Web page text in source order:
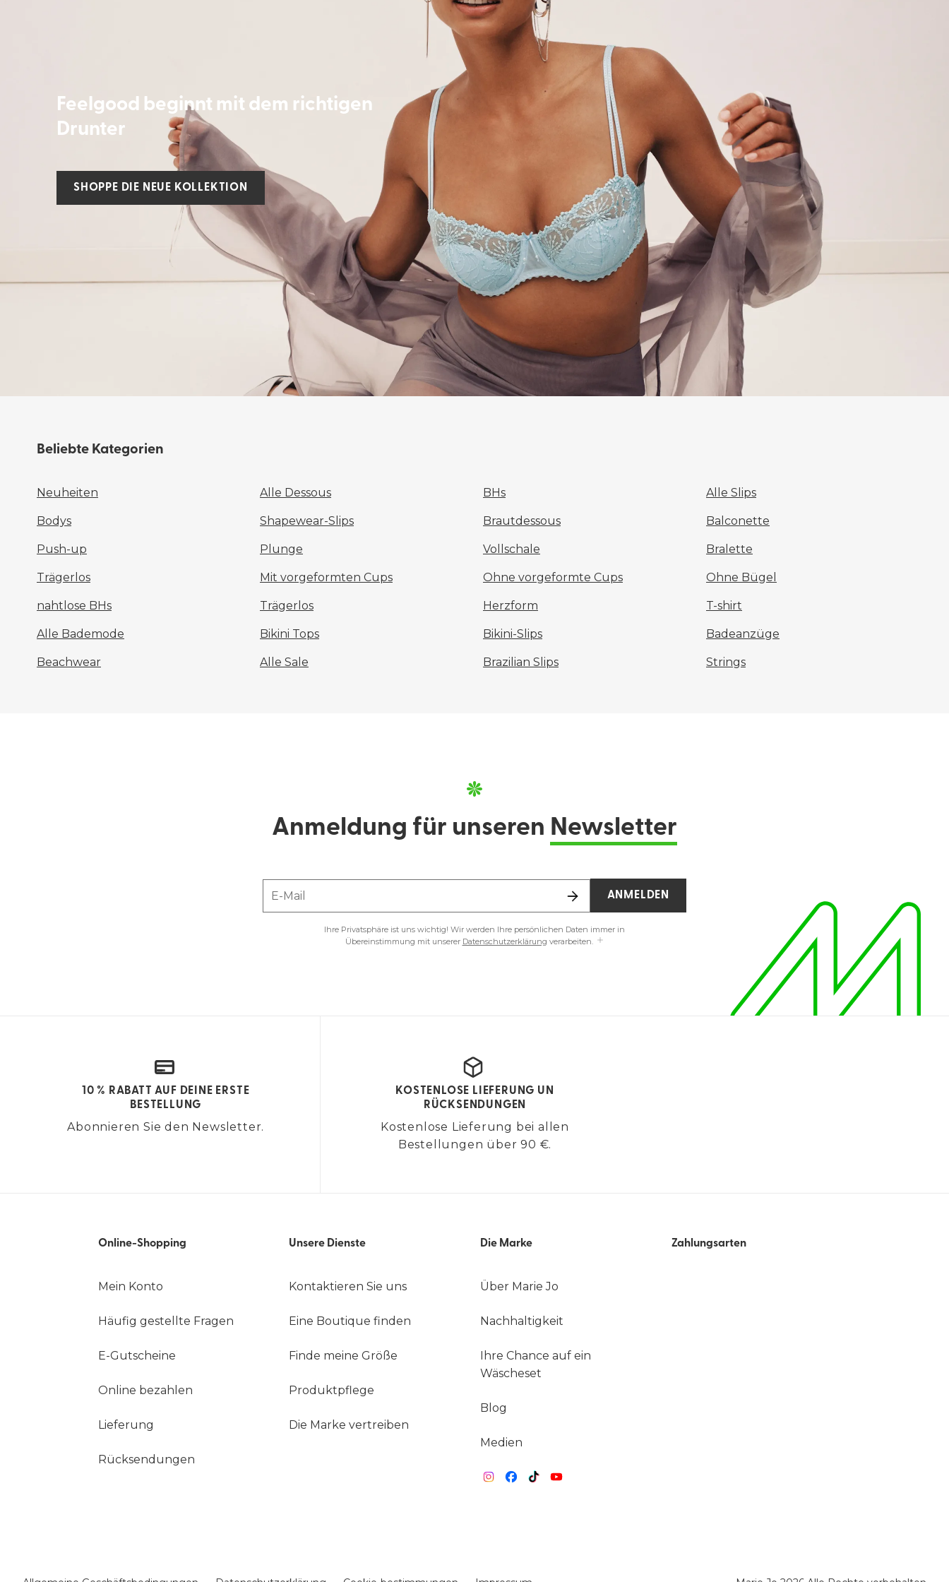
Feelgood beginnt mit dem richtigen
Drunter
SHOPPE DIE NEUE KOLLEKTION
Beliebte Kategorien
Neuheiten Alle Dessous BHs Alle Slips
Bodys Shapewear-Slips Brautdessous Balconette
Push-up Plunge Vollschale Bralette
Trägerlos Mit vorgeformten Cups Ohne vorgeformte Cups Ohne Bügel
nahtlose BHs Trägerlos Herzform T-shirt
Alle Bademode Bikini Tops Bikini-Slips Badeanzüge
Beachwear Alle Sale Brazilian Slips Strings
Anmeldung für unseren Newsletter
E-Mail
Ihre Privatsphäre ist uns wichtig! Wir werden Ihre persönlichen Daten immer in
Übereinstimmung mit unserer Datenschutzerklärung verarbeiten.
ANMELDEN
10 % RABATT AUF DEINE ERSTE
BESTELLUNG
Abonnieren Sie den Newsletter.
KOSTENLOSE LIEFERUNG UN
RÜCKSENDUNGEN
Kostenlose Lieferung bei allen
Bestellungen über 90 €.
Online-Shopping
Mein Konto
Häufig gestellte Fragen
E-Gutscheine
Online bezahlen
Lieferung
Rücksendungen
Unsere Dienste
Kontaktieren Sie uns
Eine Boutique finden
Finde meine Größe
Produktpflege
Die Marke vertreiben
Die Marke
Über Marie Jo
Nachhaltigkeit
Ihre Chance auf ein
Wäscheset
Blog
Medien
Zahlungsarten